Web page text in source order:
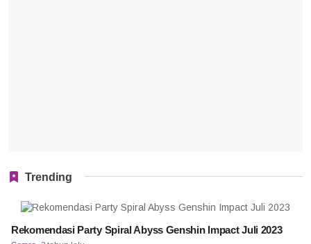
Trending
Rekomendasi Party Spiral Abyss Genshin Impact Juli 2023